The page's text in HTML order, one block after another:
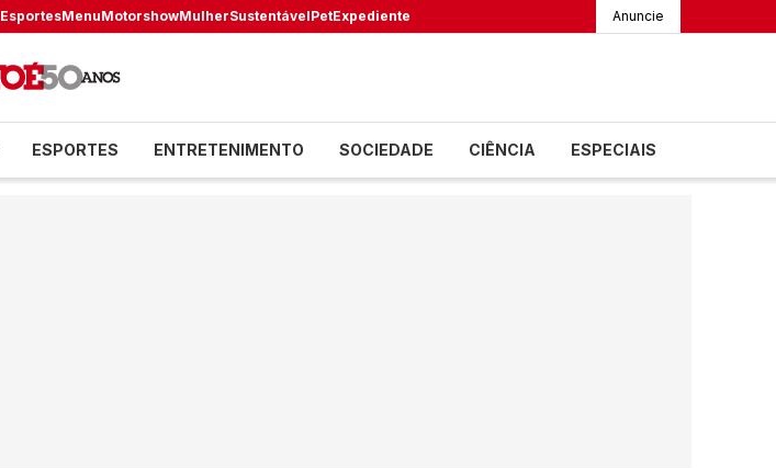
EsportesMenuMotorshowMulherSustentávelPetExpediente Anuncie
ESPORTES ENTRETENIMENTO SOCIEDADE CIÊNCIA ESPECIAIS